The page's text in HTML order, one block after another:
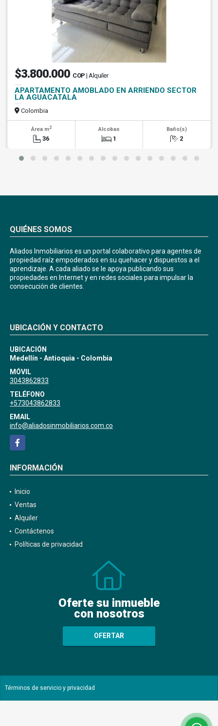
$3.800.000 COP | Alquiler
APARTAMENTO AMOBLADO EN ARRIENDO SECTOR
LA AGUACATALA
Colombia
Área m2
36
Alcobas
1
Baño(s)
2
QUIÉNES SOMOS
Aliados Inmobiliarios es un portal colaborativo para agentes de
propiedad raíz empoderados en su quehacer y dispuestos a el
aprendizaje. A cada aliado se le apoya publicando sus
propiedades en Internet y en redes sociales para impulsar la
consecución de clientes.
UBICACIÓN Y CONTACTO
UBICACIÓN
Medellín - Antioquia - Colombia
MÓVIL
3043862833
TELÉFONO
+573043862833
EMAIL
info@aliadosinmobiliarios.com.co
Facebook
INFORMACIÓN
Inicio
Ventas
Alquiler
Contáctenos
Políticas de privacidad
Oferte su inmueble
con nosotros
OFERTAR
Términos de servicio y privacidad